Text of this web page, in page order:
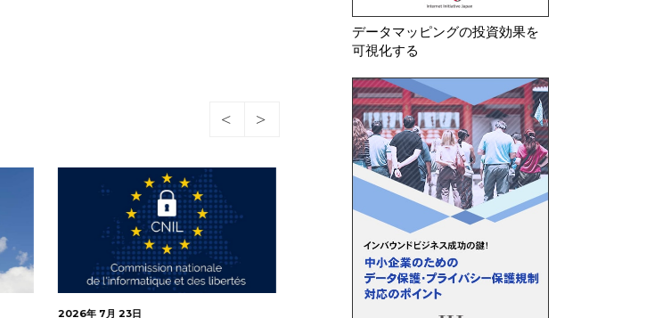
2026年 7月 22日
データマッピングの投資効果を
可視化する